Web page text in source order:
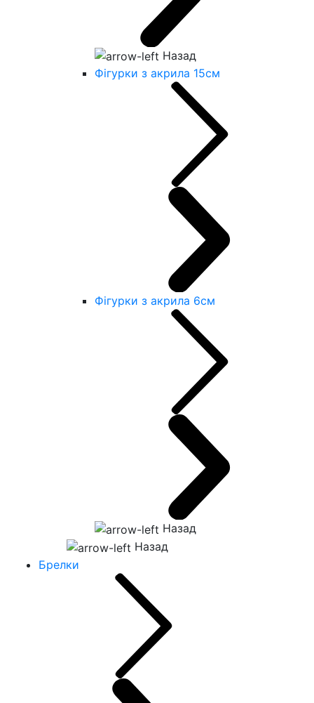
Назад
Фігурки з акрила 15см
Фігурки з акрила 6см
Назад
Назад
Брелки